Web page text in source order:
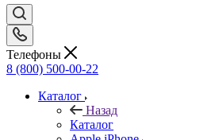
Телефоны
8 (800) 500-00-22
Каталог
Назад
Каталог